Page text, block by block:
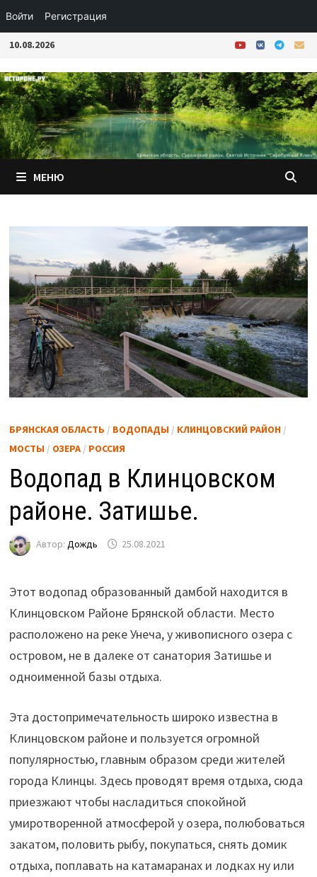
Войти Регистрация
Перейти
содержимому
10.08.2026
МЕНЮ
БРЯНСКАЯ ОБЛАСТЬ / ВОДОПАДЫ / КЛИНЦОВСКИЙ РАЙОН/
МОСТЫ / ОЗЕРА/ РОССИЯ
Водопад в Клинцовском
районе. Затишье.
Автор: Дождь 25.08.2021
Этот водопад образованный дамбой находится в
Клинцовском Районе Брянской области. Место
расположено на реке Унеча, у живописного озера с
островом, не в далеке от санатория Затишье и
одноименной базы отдыха.
Эта достопримечательность широко известна в
Клинцовском районе и пользуется огромной
популярностью, главным образом среди жителей
города Клинцы. Здесь проводят время отдыха, сюда
приезжают чтобы насладиться спокойной
умиротворенной атмосферой у озера, полюбоваться
закатом, половить рыбу, покупаться, снять домик
отдыха, поплавать на катамаранах и лодках ну или